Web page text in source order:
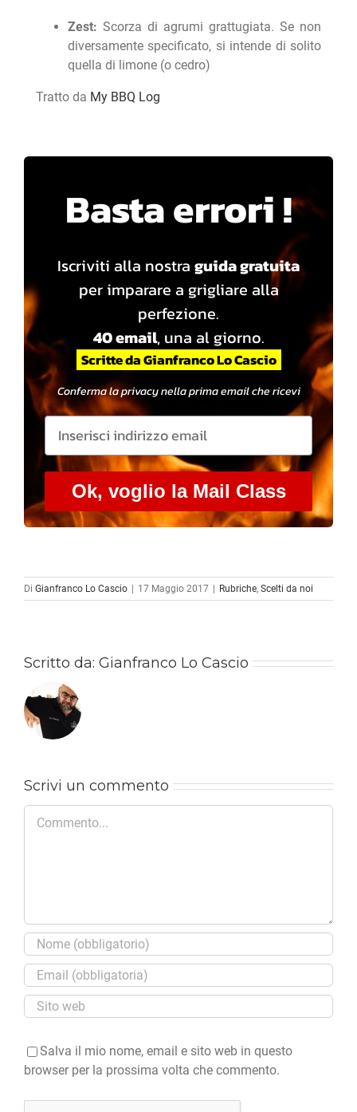
Zest: Scorza di agrumi grattugiata. Se non
diversamente specificato, si intende di solito
quella di limone (o cedro)
Tratto da My BBQ Log
Basta errori !
Iscriviti alla nostra guida gratuita
per imparare a grigliare alla
perfezione.
40 email, una al giorno.
Scritte da Gianfranco Lo Cascio
Conferma la privacy nella prima email che ricevi
Ok, voglio la Mail Class
Di Gianfranco Lo Cascio | 17 Maggio 2017 | Rubriche, Scelti da noi
Scritto da: Gianfranco Lo Cascio
Scrivi un commento
Commento
Salva il mio nome, email e sito web in questo
browser per la prossima volta che commento.